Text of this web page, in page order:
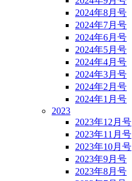
2024年8月号
2024年7月号
2024年6月号
2024年5月号
2024年4月号
2024年3月号
2024年2月号
2024年1月号
2023
2023年12月号
2023年11月号
2023年10月号
2023年9月号
2023年8月号